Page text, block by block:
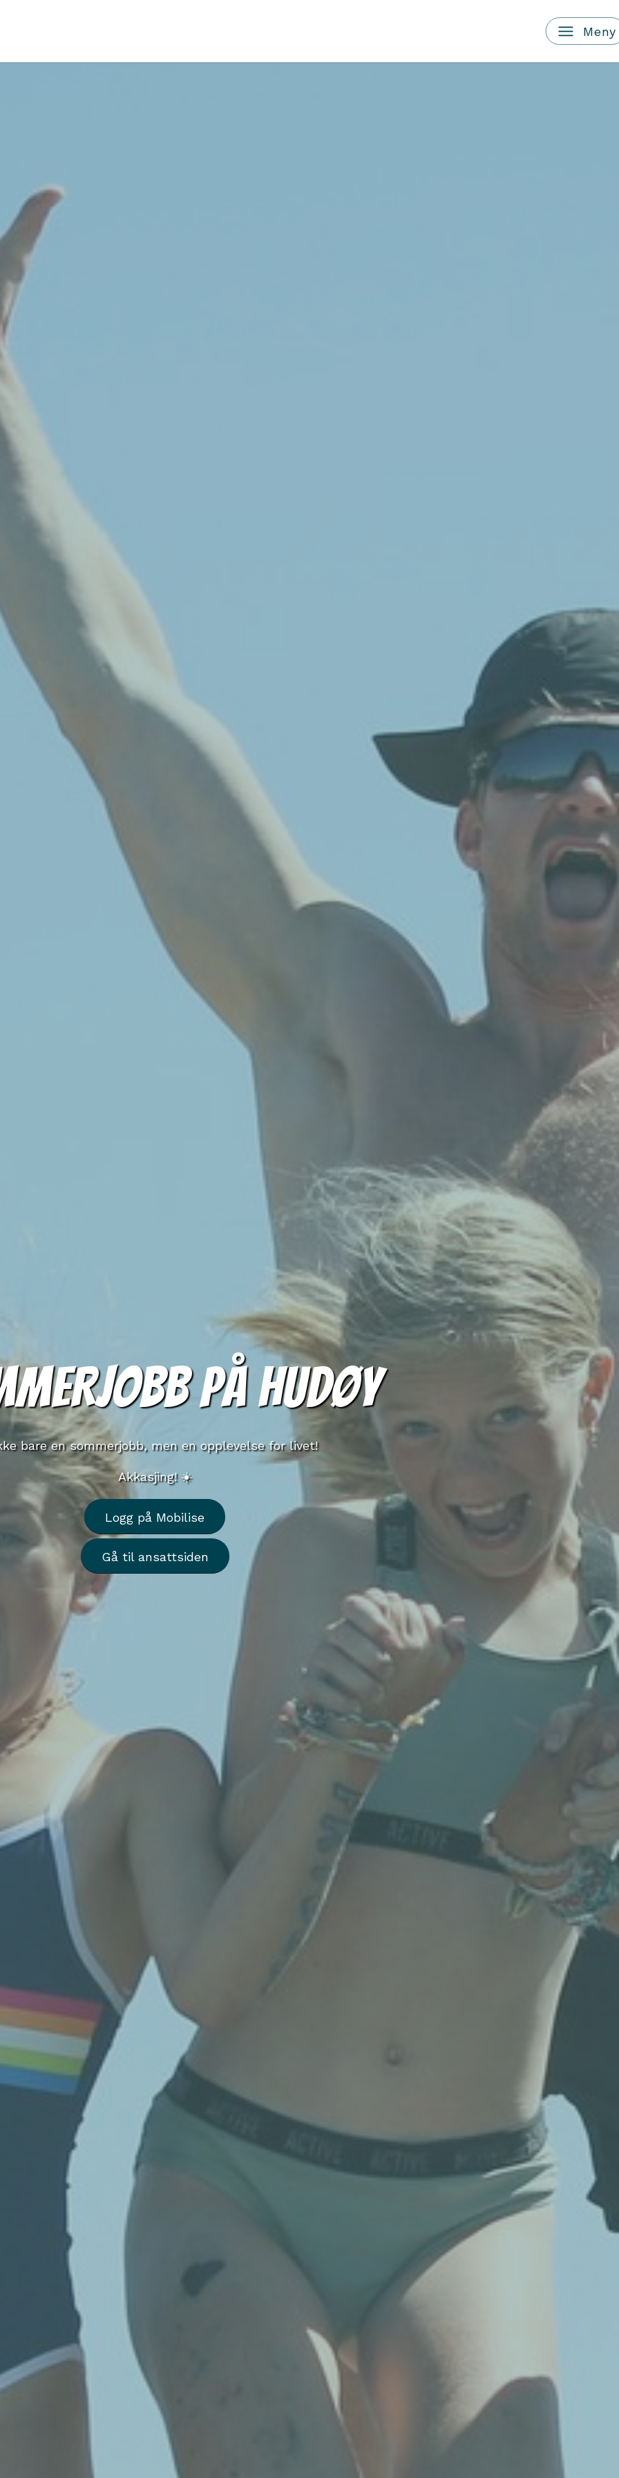
PÅ HUDØY
bare en sommerjobb, men en opplevelse for livet!
Akkasjing! ☀️
Logg på Mobilise
Gå til ansattsiden